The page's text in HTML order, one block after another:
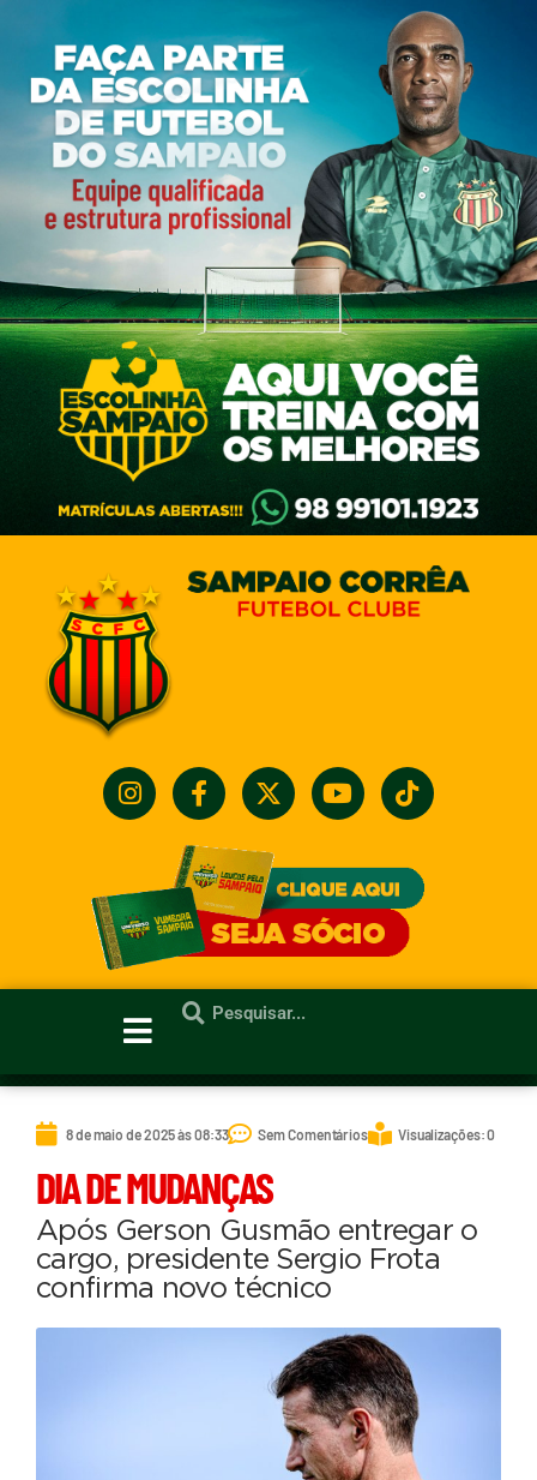
8 de maio de 2025 às 08:33 Sem Comentários Visualizações: 0
DIA DE MUDANÇAS
Após Gerson Gusmão entregar o
cargo, presidente Sergio Frota
confirma novo técnico